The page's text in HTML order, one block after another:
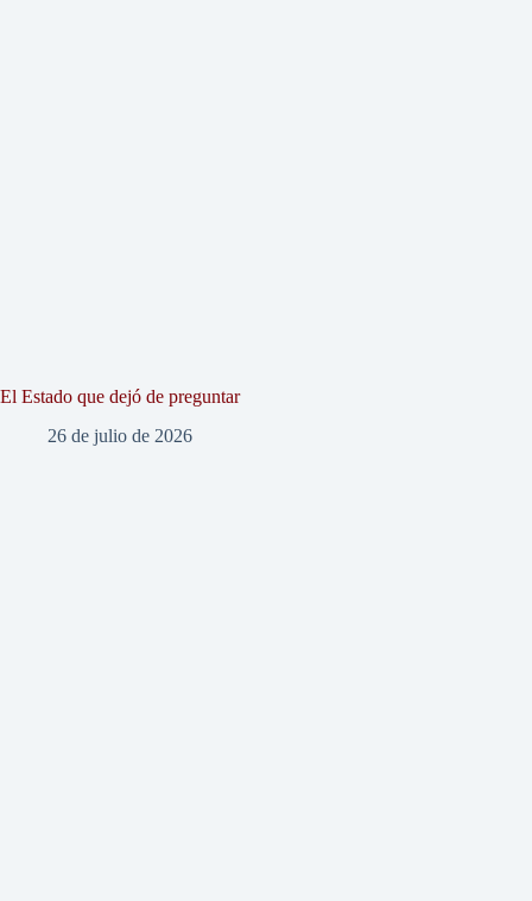
El Estado que dejó de preguntar
26 de julio de 2026